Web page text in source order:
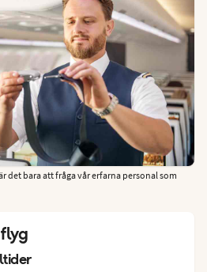
det bara att fråga vår erfarna personal som